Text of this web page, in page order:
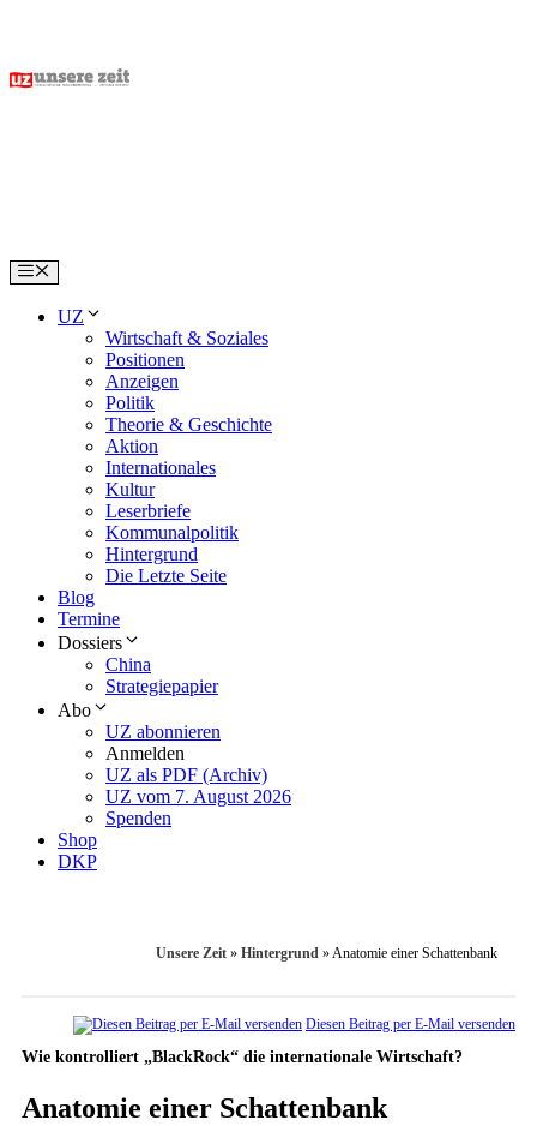
content
Menu
UZ
Wirtschaft & Soziales
Positionen
Anzeigen
Politik
Theorie & Geschichte
Aktion
Internationales
Kultur
Leserbriefe
Kommunalpolitik
Hintergrund
Die Letzte Seite
Blog
Termine
Dossiers
China
Strategiepapier
Abo
UZ abonnieren
Anmelden
UZ als PDF (Archiv)
UZ vom 7. August 2026
Spenden
Shop
DKP
Unsere Zeit » Hintergrund »Anatomie einer Schattenbank
Diesen Beitrag per E-Mail versenden
Wie kontrolliert „BlackRock“ die internationale Wirtschaft?
Anatomie einer Schattenbank